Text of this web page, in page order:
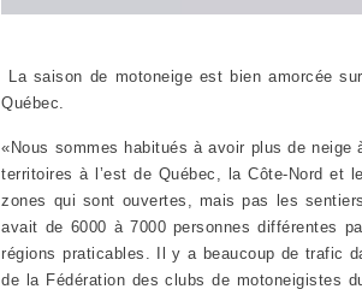
La saison de motoneige est bien amorcée
Québec.
«Nous sommes habitués à avoir plus de
territoires à l’est de Québec, la Côte-Nord et
zones qui sont ouvertes, mais pas les
avait de 6000 à 7000 personnes différentes
régions praticables. Il y a beaucoup de trafic
de la Fédération des clubs de motoneigistes